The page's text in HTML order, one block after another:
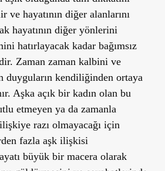
ve hayatının diğer alanlarını
hayatının diğer yönlerini
hatırlayacak kadar bağımsız
Zaman zaman kalbini ve
duyguların kendiliğinden ortaya
Aşka açık bir kadın olan bu
etmeyen ya da zamanla
razı olmayacağı için
fazla aşk ilişkisi
büyük bir macera olarak